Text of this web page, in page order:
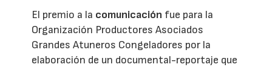
El premio a la comunicación fue para la
Organización Productores Asociados
Grandes Atuneros Congeladores por la
elaboración de un documental-reportaje que